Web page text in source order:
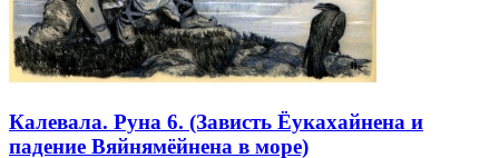
Калевала. Руна 6. (Зависть Ёукахайнена и
падение Вяйнямёйнена в море)